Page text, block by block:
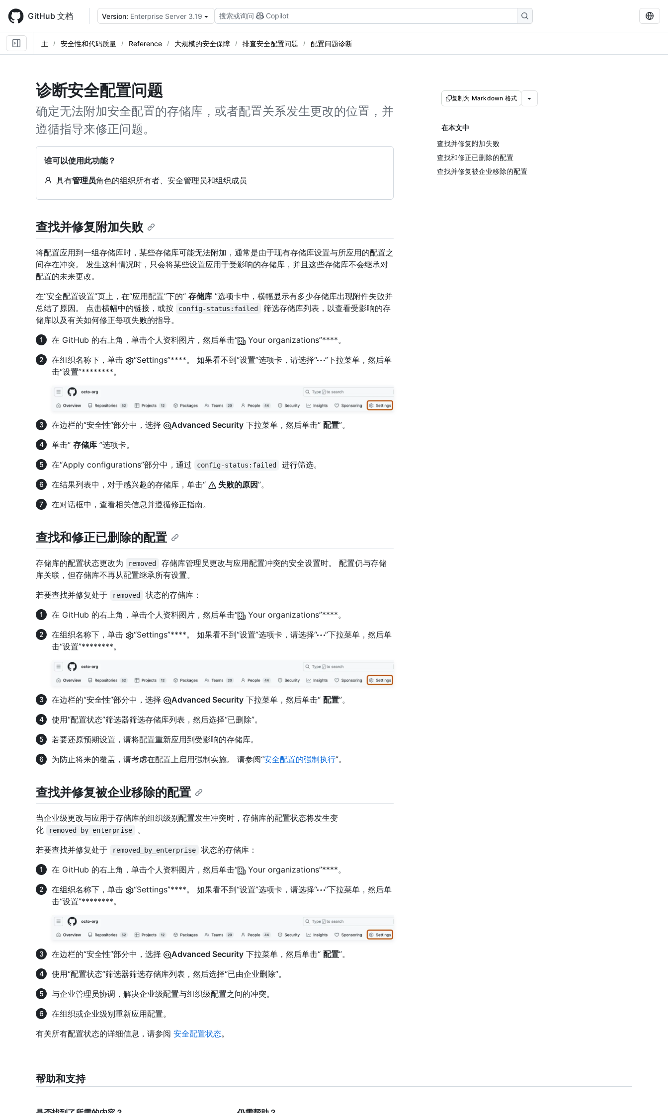
main
content
GitHub 文档 Version: Enterprise Server 3.19 搜索或询问 Copilot
主 安全性和代码质量 Reference 大规模的安全保障 排查安全配置问题 配置问题诊断
诊断安全配置问题
确定无法附加安全配置的存储库，或者配置关系发生更改的位置，并
遵循指导来修正问题。
谁可以使用此功能？
具有管理员角色的组织所有者、安全管理员和组织成员
复制为 Markdown 格式
在本文中
查找并修复附加失败
查找和修正已删除的配置
查找并修复被企业移除的配置
查找并修复附加失败
将配置应用到一组存储库时，某些存储库可能无法附加，通常是由于现有存储库设置与所应用的配置之
间存在冲突。 发生这种情况时，只会将某些设置应用于受影响的存储库，并且这些存储库不会继承对
配置的未来更改。
在“安全配置设置”页上，在“应用配置”下的“ 存储库 ”选项卡中，横幅显示有多少存储库出现附件失败并
总结了原因。 点击横幅中的链接，或按
config-status:failed
筛选存储库列表，以查看受影响的存
储库以及有关如何修正每项失败的指导。
在 GitHub 的右上角，单击个人资料图片，然后单击“
Your organizations”****。
在组织名称下，单击
“Settings”****。 如果看不到“设置”选项卡，请选择“
”下拉菜单，然后单
击“设置”********。
在边栏的“安全性”部分中，选择 Advanced Security 下拉菜单，然后单击“ 配置”。
单击“ 存储库 ”选项卡。
在“Apply configurations”部分中，通过
config-status:failed
进行筛选。
在结果列表中，对于感兴趣的存储库，单击“
失败的原因”。
在对话框中，查看相关信息并遵循修正指南。
查找和修正已删除的配置
存储库的配置状态更改为 removed
存储库管理员更改与应用配置冲突的安全设置时。 配置仍与存储
库关联，但存储库不再从配置继承所有设置。
若要查找并修复处于
removed
状态的存储库：
在 GitHub 的右上角，单击个人资料图片，然后单击“
Your organizations”****。
在组织名称下，单击
“Settings”****。 如果看不到“设置”选项卡，请选择“
”下拉菜单，然后单
击“设置”********。
在边栏的“安全性”部分中，选择 Advanced Security 下拉菜单，然后单击“ 配置”。
使用“配置状态”筛选器筛选存储库列表，然后选择“已删除”。
若要还原预期设置，请将配置重新应用到受影响的存储库。
为防止将来的覆盖，请考虑在配置上启用强制实施。 请参阅“安全配置的强制执行”。
查找并修复被企业移除的配置
当企业级更改与应用于存储库的组织级别配置发生冲突时，存储库的配置状态将发生变
化
removed_by_enterprise
。
若要查找并修复处于
removed_by_enterprise
状态的存储库：
在 GitHub 的右上角，单击个人资料图片，然后单击“
Your organizations”****。
在组织名称下，单击
“Settings”****。 如果看不到“设置”选项卡，请选择“
”下拉菜单，然后单
击“设置”********。
在边栏的“安全性”部分中，选择 Advanced Security 下拉菜单，然后单击“ 配置”。
使用“配置状态”筛选器筛选存储库列表，然后选择“已由企业删除”。
与企业管理员协调，解决企业级配置与组织级配置之间的冲突。
在组织或企业级别重新应用配置。
有关所有配置状态的详细信息，请参阅 安全配置状态。
帮助和支持